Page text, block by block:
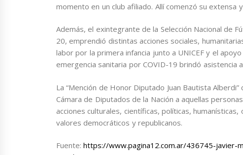
momento en un club afiliado. Allí comenzó su extensa
Además, el exintegrante de la Selección Nacional de
20, emprendió distintas acciones sociales,
labor por la primera infancia junto a UNICEF y el
emergencia sanitaria por COVID-19 brindó asistencia
La “Mención de Honor Diputado Juan Bautista
Cámara de Diputados de la Nación a aquellas
acciones culturales, científicas, políticas,
valores democráticos y republicanos.
Fuente:https://www.pagina12.com.ar/436745-javier-